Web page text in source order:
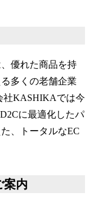
優れた商品を持
多くの老舗企業
社KASHIKAでは今
に最適化したパ
、トータルなEC
案内